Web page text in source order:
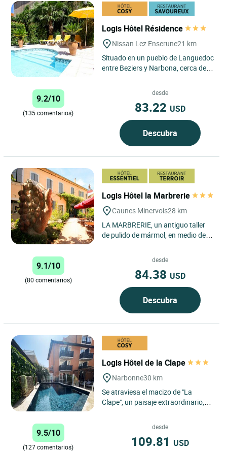
Logis Hôtel Résidence
Nissan Lez Enserune21 km
Situado en un pueblo de Languedoc
entre Beziers y Narbona, cerca del
Ensérune, a 10km...
9.2/10
(135 comentarios)
desde
83.22 USD
Descubra
Logis Hôtel la Marbrerie
Caunes Minervois28 km
LA MARBRERIE, un antiguo taller
de pulido de mármol, en medio de la
descanso agradable...
9.1/10
(80 comentarios)
desde
84.38 USD
Descubra
Logis Hôtel de la Clape
Narbonne30 km
Se atraviesa el macizo de "La
Clape", un paisaje extraordinario,
silencioso con una enorme...
9.5/10
(127 comentarios)
desde
109.81 USD